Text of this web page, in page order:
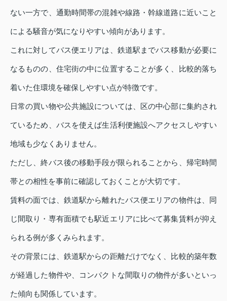
ない一方で、通勤時間帯の混雑や線路・幹線道路に近いこと
による騒音が気になりやすい傾向があります。
これに対してバス便エリアは、鉄道駅までバス移動が必要に
なるものの、住宅街の中に位置することが多く、比較的落ち
着いた住環境を確保しやすい点が特徴です。
日常の買い物や公共施設については、区の中心部に集約され
ているため、バスを使えば生活利便施設へアクセスしやすい
地域も少なくありません。
ただし、終バス後の移動手段が限られることから、帰宅時間
帯との相性を事前に確認しておくことが大切です。
賃料の面では、鉄道駅から離れたバス便エリアの物件は、同
じ間取り・専有面積でも駅近エリアに比べて募集賃料が抑え
られる例が多くみられます。
その背景には、鉄道駅からの距離だけでなく、比較的築年数
が経過した物件や、コンパクトな間取りの物件が多いといっ
た傾向も関係しています。